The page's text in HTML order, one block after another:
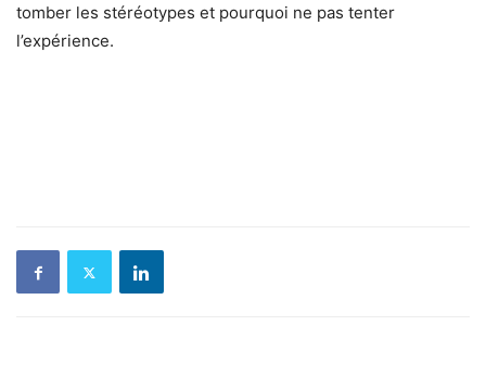
tomber les stéréotypes et pourquoi ne pas tenter
l’expérience.